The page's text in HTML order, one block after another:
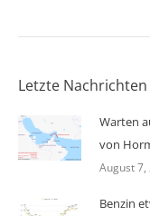
Letzte Nachrichten
Warten
von
August 7,
Benzin